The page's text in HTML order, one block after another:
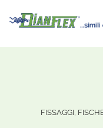
FISSAGGI,